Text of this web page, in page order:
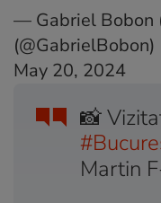
📸
Martin
— Gabriel Bobon
(@GabrielBobon)
May 20, 2024